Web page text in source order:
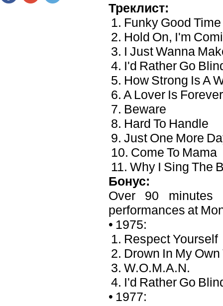
Треклист:
1. Funky Good Time
2. Hold On, I'm
3. I Just Wanna
4. I'd Rather Go
5. How Strong Is A
6. A Lover Is Forever
7. Beware
8. Hard To Handle
9. Just One More
10. Come To Mama
11. Why I Sing The
Бонус:
Over 90 minutes
performances at
• 1975:
1. Respect Yourself
2. Drown In My Own
3. W.O.M.A.N.
4. I'd Rather Go
• 1977: